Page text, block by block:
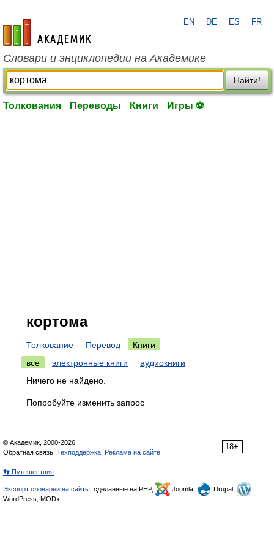
academic.ru
EN DE ES FR
Словари и энциклопедии на Академике
Найти!
Толкования Переводы Книги Игры ⚽
кортома
Толкование Перевод
Книги
все
электронные книги
аудиокниги
Ничего не найдено.
Попробуйте изменить запрос
18+
© Академик, 2000-2026
Обратная связь: Техподдержка Реклама на сайте
👣 Путешествия
Экспорт словарей на сайты , сделанные на PHP, Joomla,
Drupal,
WordPress, MODx.